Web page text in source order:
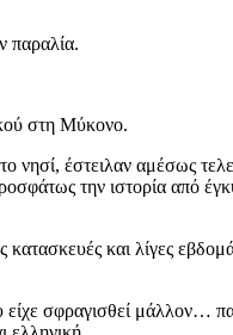
παραλία.
στη Μύκονο.
νησί, έστειλαν αμέσως
την ιστορία από
και λίγες
σφραγισθεί μάλλον…